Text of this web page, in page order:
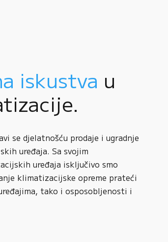
iskustva u
se djelatnošću prodaje i ugradnje
uređaja. Sa svojim
uređaja isključivo smo
klimatizacijske opreme prateći
tako i osposobljenosti i